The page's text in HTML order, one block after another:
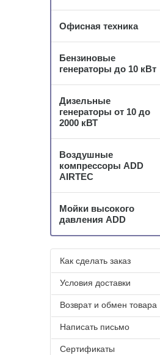
Офисная техника
Бензиновые
генераторы до 10 кВт
Дизельные
генераторы от 10 до
2000 кВТ
Воздушные
компрессоры ADD
AIRTEC
Мойки высокого
давления ADD
Как сделать заказ
Условия доставки
Возврат и обмен товара
Написать письмо
Сертификаты